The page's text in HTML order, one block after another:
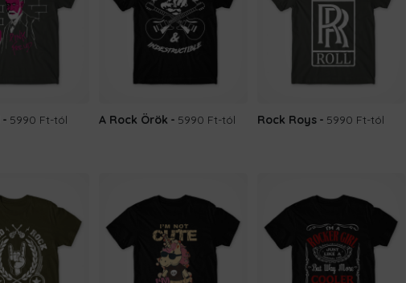
5990 Ft-tól A Rock Örök 5990 Ft-tól Rock Roys 5990 Ft-tól